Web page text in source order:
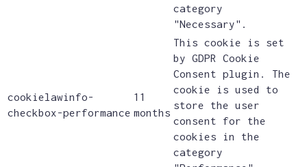
category
"Necessary".
cookielawinfo-
checkbox-performance
11
months
This cookie is set
by GDPR Cookie
Consent plugin. The
cookie is used to
store the user
consent for the
cookies in the
category